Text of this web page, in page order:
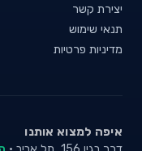
יצירת קשר
תנאי שימוש
מדיניות פרטיות
איפה למצוא אותנו